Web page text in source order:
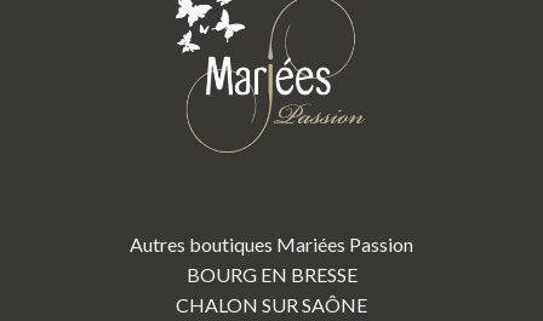
Autres boutiques Mariées Passion
BOURG EN BRESSE
CHALON SUR SAÔNE